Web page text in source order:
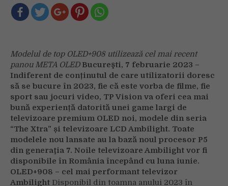
Philips
Ambilight
sunt
puternice
cu
a
7-
a
generație
a
noului
procesor
P5
Modelul de top OLED+908 utilizează cel mai recent
panou META OLED Bucureşti, 7 februarie 2023 –
Indiferent de conținutul de care utilizatorii doresc
să se bucure în 2023, fie că este vorba de filme, fie
sport sau jocuri video, TP Vision va oferi cea mai
bună experiență datorită unei game largi de
televizoare premium OLED noi, modele din seria
“The Xtra” și televizoare LCD Ambilight. Toate
modelele nou lansate au la bază noul procesor P5
din generaţia 7. Noile televizoare Ambilight vor fi
disponibile în România începând cu luna iunie.
OLED+908 – cel mai performant televizor
Ambilight Disponibil din toamna anului 2023 în